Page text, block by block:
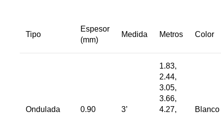
Tipo
Espesor
(mm)
Medida Metros Color
Ondulada 0.90 3’
1.83,
2.44,
3.05,
3.66,
4.27,
Blanco